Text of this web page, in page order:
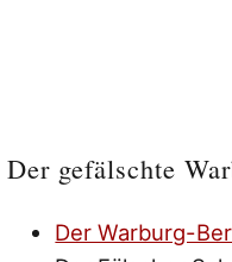
Der gefälschte
Der Warburg-